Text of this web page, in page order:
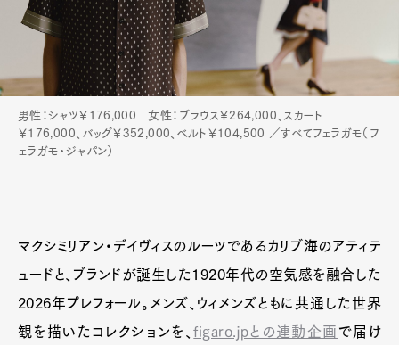
男性：シャツ￥176,000 女性：ブラウス￥264,000、スカート
￥176,000、バッグ￥352,000、ベルト￥104,500 ／すべてフェラガモ（フ
ェラガモ・ジャパン）
マクシミリアン・デイヴィスのルーツであるカリブ海のアティテ
ュードと、ブランドが誕生した1920年代の空気感を融合した
2026年プレフォール。メンズ、ウィメンズともに共通した世界
観を描いたコレクションを、figaro.jpとの連動企画 で届け